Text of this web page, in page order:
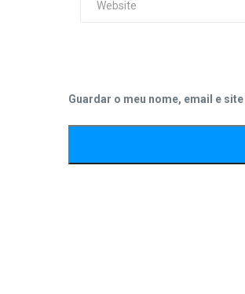
Guardar o meu nome, email e